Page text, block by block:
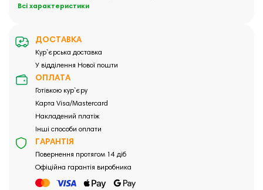
Всі характеристики
ДОСТАВКА
Кур`єрська доставка
У відділення Нової пошти
ОПЛАТА
Готівкою кур`єру
Карта Visa/Mastercard
Накладений платіж
Інші способи оплати
ГАРАНТІЯ
Повернення протягом 14 діб
Офіційна гарантія виробника